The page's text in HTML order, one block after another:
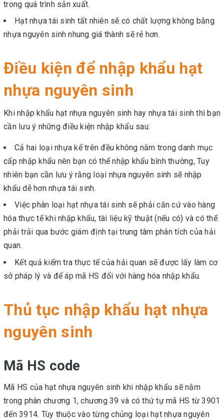
trong quá trình sản xuất.
Hạt nhựa tái sinh tất nhiên sẽ có chất lượng không bằng
nhựa nguyên sinh nhung giá thành sẽ rẻ hơn.
Điều kiện để nhập khẩu hạt
nhựa nguyên sinh
Khi nhập khẩu hạt nhựa nguyên sinh hay nhựa tái sinh thì bạn
cần lưu ý những điều kiện nhập khẩu sau:
Cả hai loại nhựa kể trên đều không nằm trong danh mục
cấp nhập khẩu nên bạn có thể nhập khẩu bình thường, Tuy
nhiên bạn cần lưu ý rằng loại nhựa nguyên sinh sẽ nhập
khẩu dễ hơn nhựa tái sinh.
Việc phân loại hạt nhựa tái sinh sẽ phải căn cứ vào hàng
hóa thực tế khi nhập khẩu, tài liệu kỹ thuật (nếu có) và có thể
phải trải qua bước giám định tại trung tâm phân tích của hải
quan.
Kết quả kiểm tra thực tế của hải quan sẽ được lấy làm cơ
sở pháp lý và để áp mã HS đối với hàng hóa nhập khẩu.
Thủ tục nhập khẩu hạt nhựa
nguyên sinh
Mã HS code
Mã HS của hạt nhựa nguyên sinh khi nhập khẩu sẽ nằm
trong phân chương 1, chương 39 và có thứ tự mã HS từ 3901
đến 3914. Tùy thuộc vào từng chủng loại hạt nhựa nguyên